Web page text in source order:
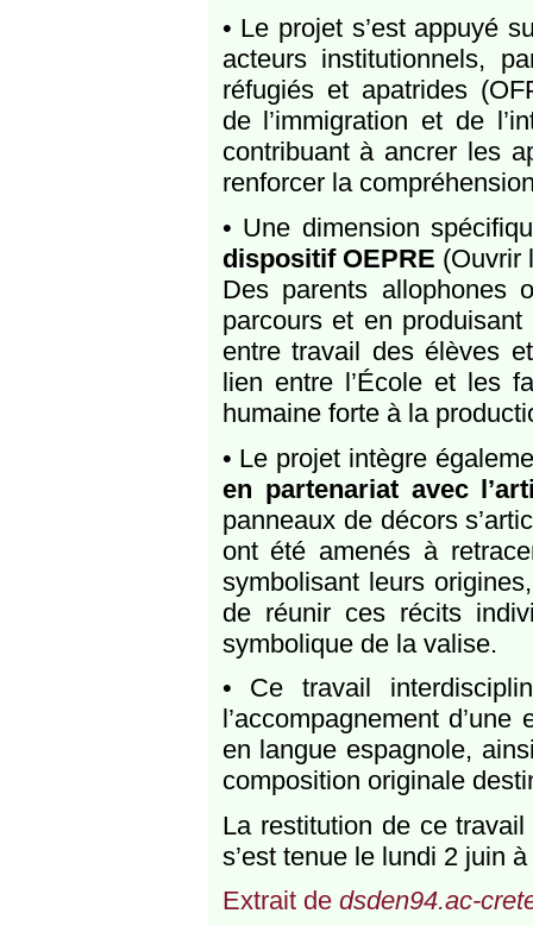
• Le projet s’est appuyé
acteurs institutionnels,
réfugiés et apatrides
de l’immigration et de
contribuant à ancrer les
renforcer la
• Une dimension
dispositif OEPRE (Ouvrir
Des parents allophones
parcours et en
entre travail des élèves
lien entre l’École et les
humaine forte à la
• Le projet intègre
en partenariat avec
panneaux de décors
ont été amenés à
symbolisant leurs
de réunir ces récits
symbolique de la valise.
• Ce travail
l’accompagnement
en langue espagnole,
composition originale
La restitution de ce
s’est tenue le lundi 2 juin
Extrait de dsden94.ac-